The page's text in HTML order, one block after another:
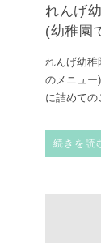
れんげ
(幼稚園
れんげ幼稚
のメニュー
に詰めて
続きを読